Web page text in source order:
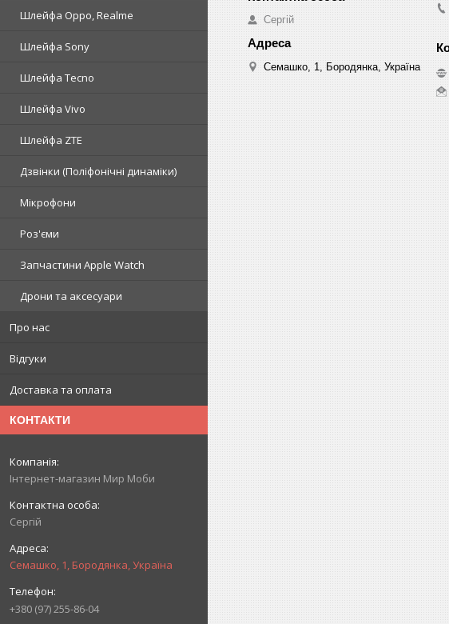
Шлейфа Oppo, Realme
Шлейфа Sony
Шлейфа Tecno
Шлейфа Vivo
Шлейфа ZTE
Дзвінки (Поліфонічні динаміки)
Мікрофони
Роз'єми
Запчастини Apple Watch
Дрони та аксесуари
Про нас
Відгуки
Доставка та оплата
КОНТАКТИ
Інтернет-магазин Мир Моби
Сергій
Семашко, 1, Бородянка, Україна
+380 (97) 255-86-04
Сергій
Семашко, 1, Бородянка, Україна